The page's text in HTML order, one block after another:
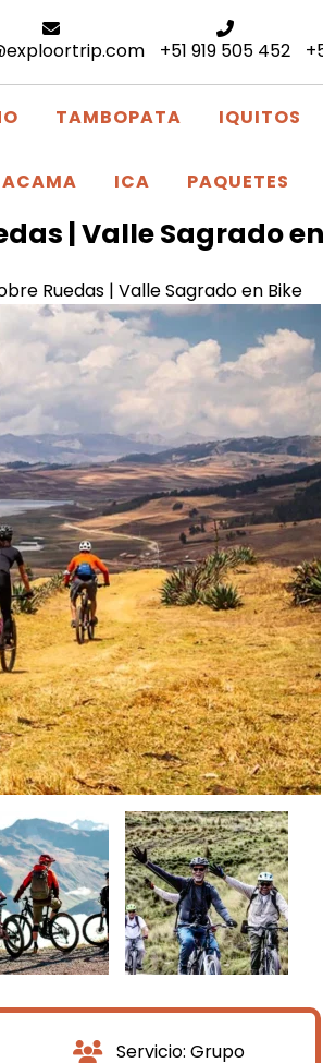
+51 919 505 452
TAMBOPATA IQUITOS
ICA PAQUETES
| Valle Sagrado
Ruedas | Valle Sagrado en Bike
Servicio: Grupo